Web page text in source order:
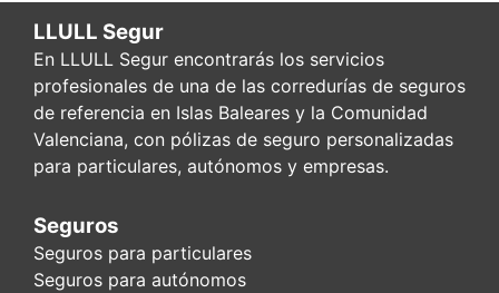
LLULL Segur
En LLULL Segur encontrarás los servicios
profesionales de una de las corredurías de seguros
de referencia en Islas Baleares y la Comunidad
Valenciana, con pólizas de seguro personalizadas
para particulares, autónomos y empresas.
Seguros
Seguros para particulares
Seguros para autónomos